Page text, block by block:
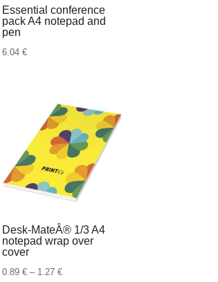
Essential conference
pack A4 notepad and
pen
6.04 €
Desk-MateÂ® 1/3 A4
notepad wrap over
cover
0.89 € – 1.27 €Raspon